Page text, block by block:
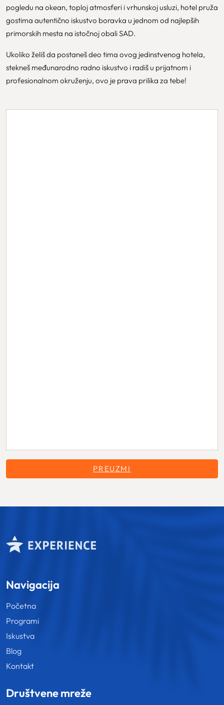
pogledu na okean, toploj atmosferi i vrhunskoj usluzi, hotel pruža
gostima autentično iskustvo boravka u jednom od najlepših
primorskih mesta na istočnoj obali SAD.
Ukoliko želiš da postaneš deo tima ovog jedinstvenog hotela,
stekneš međunarodno radno iskustvo i radiš u prijatnom i
profesionalnom okruženju, ovo je prava prilika za tebe!
PREUZMI
Navigacija
Početna
Programi
Iskustva
Blog
Kontakt
Društvene mreže